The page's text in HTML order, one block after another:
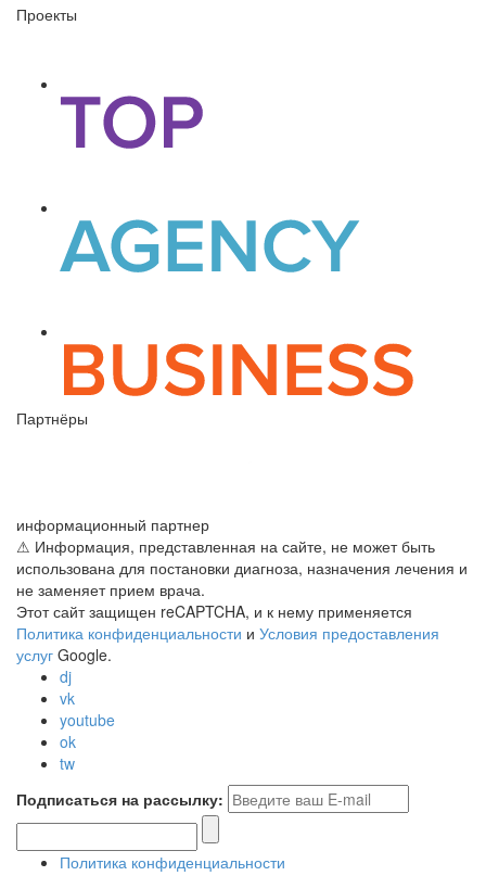
Проекты
Партнёры
информационный партнер
⚠ Информация, представленная на сайте, не может быть
использована для постановки диагноза, назначения лечения и
не заменяет прием врача.
Этот сайт защищен reCAPTCHA, и к нему применяется
Политика конфиденциальности и Условия предоставления
услуг Google.
dj
vk
youtube
ok
tw
Подписаться на рассылку:
Политика конфиденциальности